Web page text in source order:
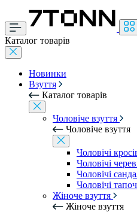
Каталог товарів
Новинки
Взуття
Каталог товарів
Чоловіче взуття
Чоловіче взуття
Чоловічі
Чоловічі
Чоловічі
Чоловічі
Жіноче взуття
Жіноче взуття